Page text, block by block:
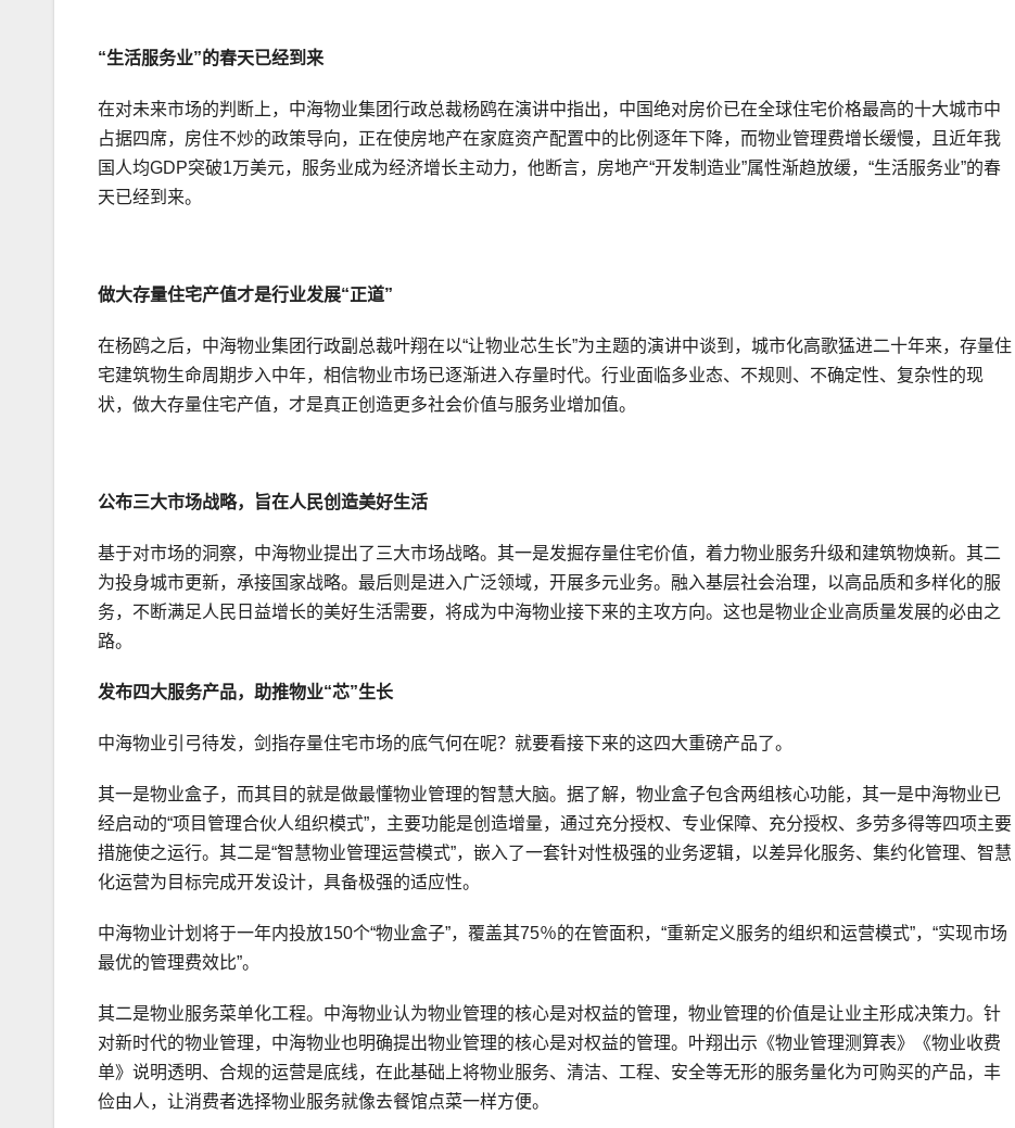
“生活服务业”的春天已经到来
在对未来市场的判断上，中海物业集团行政总裁杨鸥在演讲中指出，中国绝对房价已在全球住宅价格最高的十大城市中
占据四席，房住不炒的政策导向，正在使房地产在家庭资产配置中的比例逐年下降，而物业管理费增长缓慢，且近年我
国人均GDP突破1万美元，服务业成为经济增长主动力，他断言，房地产“开发制造业”属性渐趋放缓，“生活服务业”的春
天已经到来。
做大存量住宅产值才是行业发展“正道”
在杨鸥之后，中海物业集团行政副总裁叶翔在以“让物业芯生长”为主题的演讲中谈到，城市化高歌猛进二十年来，存量住
宅建筑物生命周期步入中年，相信物业市场已逐渐进入存量时代。行业面临多业态、不规则、不确定性、复杂性的现
状，做大存量住宅产值，才是真正创造更多社会价值与服务业增加值。
公布三大市场战略，旨在人民创造美好生活
基于对市场的洞察，中海物业提出了三大市场战略。其一是发掘存量住宅价值，着力物业服务升级和建筑物焕新。其二
为投身城市更新，承接国家战略。最后则是进入广泛领域，开展多元业务。融入基层社会治理，以高品质和多样化的服
务，不断满足人民日益增长的美好生活需要，将成为中海物业接下来的主攻方向。这也是物业企业高质量发展的必由之
路。
发布四大服务产品，助推物业“芯”生长
中海物业引弓待发，剑指存量住宅市场的底气何在呢？就要看接下来的这四大重磅产品了。
其一是物业盒子，而其目的就是做最懂物业管理的智慧大脑。据了解，物业盒子包含两组核心功能，其一是中海物业已
经启动的“项目管理合伙人组织模式”，主要功能是创造增量，通过充分授权、专业保障、充分授权、多劳多得等四项主要
措施使之运行。其二是“智慧物业管理运营模式”，嵌入了一套针对性极强的业务逻辑，以差异化服务、集约化管理、智慧
化运营为目标完成开发设计，具备极强的适应性。
中海物业计划将于一年内投放150个“物业盒子”，覆盖其75％的在管面积，“重新定义服务的组织和运营模式”，“实现市场
最优的管理费效比”。
其二是物业服务菜单化工程。中海物业认为物业管理的核心是对权益的管理，物业管理的价值是让业主形成决策力。针
对新时代的物业管理，中海物业也明确提出物业管理的核心是对权益的管理。叶翔出示《物业管理测算表》《物业收费
单》说明透明、合规的运营是底线，在此基础上将物业服务、清洁、工程、安全等无形的服务量化为可购买的产品，丰
俭由人，让消费者选择物业服务就像去餐馆点菜一样方便。